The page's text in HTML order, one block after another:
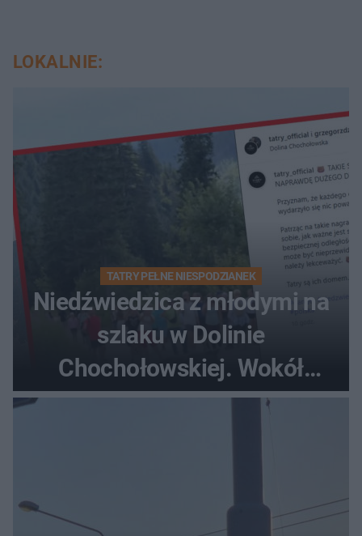
LOKALNIE:
TATRY PEŁNE NIESPODZIANEK
Niedźwiedzica z młodymi na
szlaku w Dolinie
Chochołowskiej. Wokół